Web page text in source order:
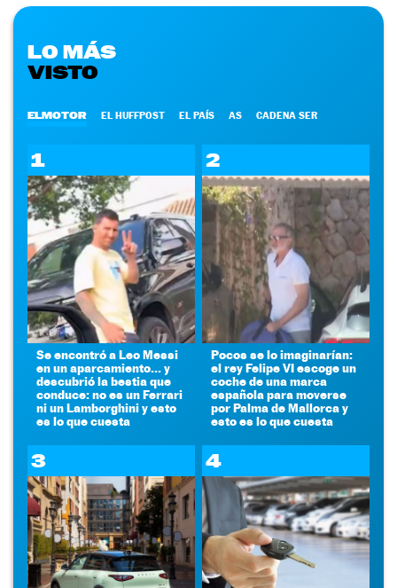
LO MÁS
VISTO
ELMOTOR EL HUFFPOST EL PAÍS AS CADENA SER
1
Se encontró a Leo Messi
en un aparcamiento... y
descubrió la bestia que
conduce: no es un Ferrari
ni un Lamborghini y esto
es lo que cuesta
2
Pocos se lo imaginarían:
el rey Felipe VI escoge un
coche de una marca
española para moverse
por Palma de Mallorca y
esto es lo que cuesta
3 4